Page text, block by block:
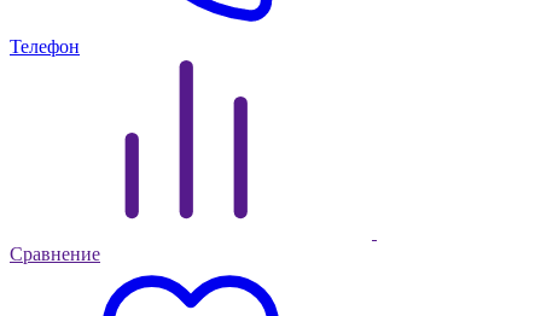
Телефон
Сравнение